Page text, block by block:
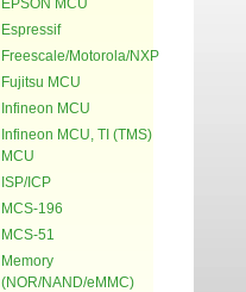
EPSON MCU
Espressif
Freescale/Motorola/NXP
Fujitsu MCU
Infineon MCU
Infineon MCU, TI (TMS)
MCU
ISP/ICP
MCS-196
MCS-51
Memory
(NOR/NAND/eMMC)